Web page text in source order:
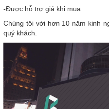
-Được hỗ trợ giá khi mua
Chúng tôi với hơn 10 năm kinh
quý khách.